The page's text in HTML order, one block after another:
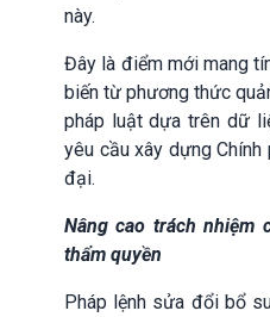
này.
Đây là điểm mới mang
biến từ phương thức
pháp luật dựa trên dữ
yêu cầu xây dựng Chính
đại.
Nâng cao trách nhiệm
thẩm quyền
Pháp lệnh sửa đổi bổ